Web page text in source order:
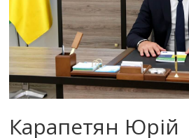
Карапетян Юрій